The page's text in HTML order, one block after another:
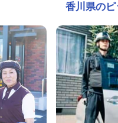
香川県のピ